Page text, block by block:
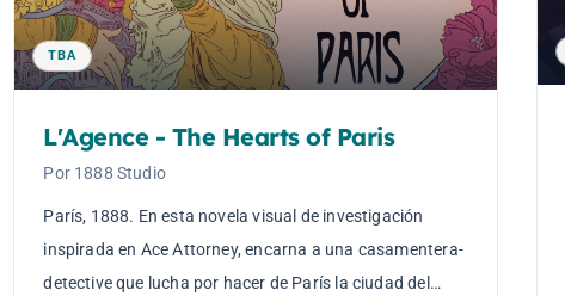
TBA
L'Agence - The Hearts of Paris
Por 1888 Studio
París, 1888. En esta novela visual de investigación
inspirada en Ace Attorney, encarna a una casamentera-
detective que lucha por hacer de París la ciudad del